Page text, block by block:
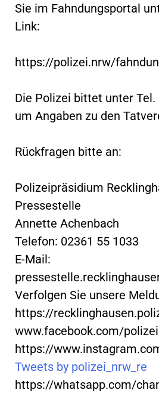
Sie im Fahndungsportal
Link:
https://polizei.nrw/
Die Polizei bittet unter Tel.
um Angaben zu den
Rückfragen bitte an:
Polizeipräsidium
Pressestelle
Annette Achenbach
Telefon: 02361 55 1033
E-Mail:
Verfolgen Sie unsere
https://
www.facebook.com/
https://
Tweets by polizei_nrw_re
https://whatsapp.com/